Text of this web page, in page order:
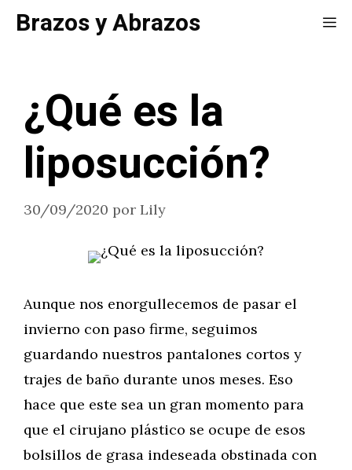
SaltarBrazos y Abrazos
¿Qué es la
liposucción?
30/09/2020 por Lily
Aunque nos enorgullecemos de pasar el
invierno con paso firme, seguimos
guardando nuestros pantalones cortos y
trajes de baño durante unos meses. Eso
hace que este sea un gran momento para
que el cirujano plástico se ocupe de esos
bolsillos de grasa indeseada obstinada con